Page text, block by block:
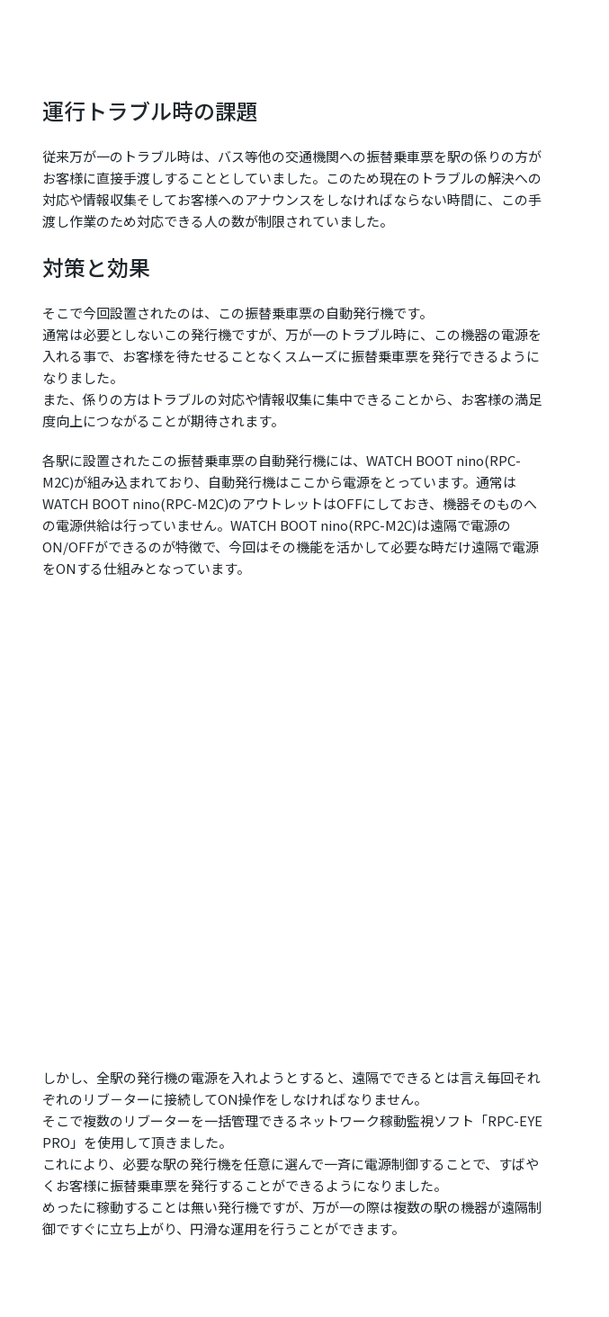
運行トラブル時の課題
従来万が一のトラブル時は、バス等他の交通機関への振替乗車票を駅の係りの方が
お客様に直接手渡しすることとしていました。このため現在のトラブルの解決への
対応や情報収集そしてお客様へのアナウンスをしなければならない時間に、この手
渡し作業のため対応できる人の数が制限されていました。
対策と効果
そこで今回設置されたのは、この振替乗車票の自動発行機です。
通常は必要としないこの発行機ですが、万が一のトラブル時に、この機器の電源を
入れる事で、お客様を待たせることなくスムーズに振替乗車票を発行できるように
なりました。
また、係りの方はトラブルの対応や情報収集に集中できることから、お客様の満足
度向上につながることが期待されます。
各駅に設置されたこの振替乗車票の自動発行機には、WATCH BOOT nino(RPC-
M2C)が組み込まれており、自動発行機はここから電源をとっています。通常は
WATCH BOOT nino(RPC-M2C)のアウトレットはOFFにしておき、機器そのものへ
の電源供給は行っていません。WATCH BOOT nino(RPC-M2C)は遠隔で電源の
ON/OFFができるのが特徴で、今回はその機能を活かして必要な時だけ遠隔で電源
をONする仕組みとなっています。
しかし、全駅の発行機の電源を入れようとすると、遠隔でできるとは言え毎回それ
ぞれのリブ－ターに接続してON操作をしなければなりません。
そこで複数のリブーターを一括管理できるネットワーク稼動監視ソフト「RPC-EYE
PRO」を使用して頂きました。
これにより、必要な駅の発行機を任意に選んで一斉に電源制御することで、すばや
くお客様に振替乗車票を発行することができるようになりました。
めったに稼動することは無い発行機ですが、万が一の際は複数の駅の機器が遠隔制
御ですぐに立ち上がり、円滑な運用を行うことができます。